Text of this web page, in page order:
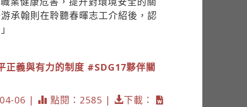
承翰則在聆聽春暉志工介紹後，認
正義與有力的制度 #SDG17夥伴關
06 | 點閱：2585 | 下載：